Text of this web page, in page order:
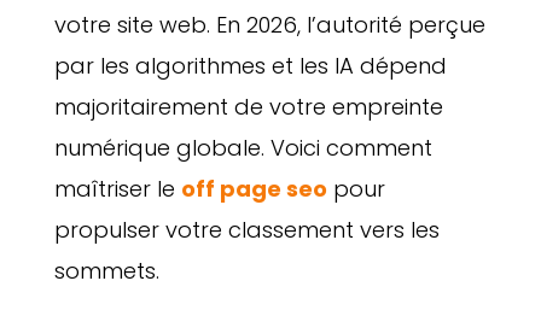
votre site web. En 2026, l’autorité perçue
par les algorithmes et les IA dépend
majoritairement de votre empreinte
numérique globale. Voici comment
maîtriser le off page seo pour
propulser votre classement vers les
sommets.